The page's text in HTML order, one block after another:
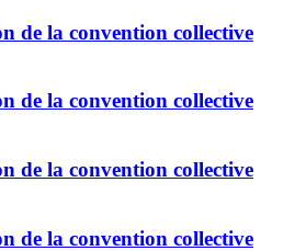
de la convention collective
de la convention collective
de la convention collective
de la convention collective